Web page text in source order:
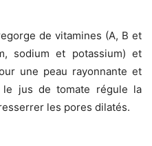
de vitamines (A, B et
sodium et potassium) et
une peau rayonnante et
le jus de tomate régule la
les pores dilatés.